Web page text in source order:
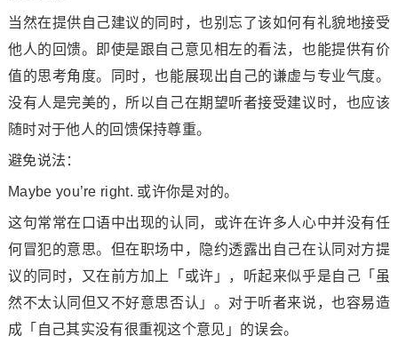
当然在提供自己建议的同时，也别忘了该如何有礼貌地接受
他人的回馈。即使是跟自己意见相左的看法，也能提供有价
值的思考角度。同时，也能展现出自己的谦虚与专业气度。
没有人是完美的，所以自己在期望听者接受建议时，也应该
随时对于他人的回馈保持尊重。
避免说法：
Maybe you’re right. 或许你是对的。
这句常常在口语中出现的认同，或许在许多人心中并没有任
何冒犯的意思。但在职场中，隐约透露出自己在认同对方提
议的同时，又在前方加上「或许」，听起来似乎是自己「虽
然不太认同但又不好意思否认」。对于听者来说，也容易造
成「自己其实没有很重视这个意见」的误会。